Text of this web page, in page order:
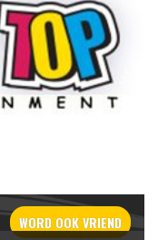
WORD OOKVRIEND